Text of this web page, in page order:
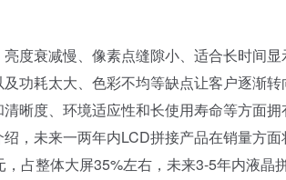
衰减慢、像素点缝隙小、适合长时间显
功耗太大、色彩不均等缺点让客户逐渐转
晰度、环境适应性和长使用寿命等方面
，未来一两年内LCD拼接产品在销量方
占整体大屏35%左右，未来3-5年内液晶